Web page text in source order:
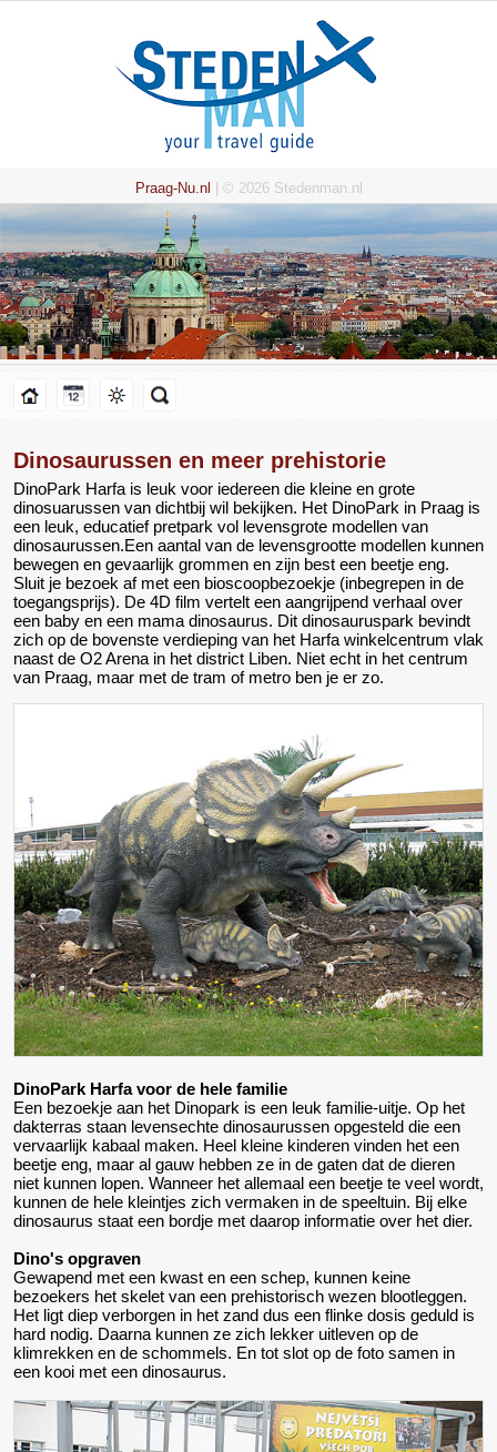
Praag-Nu.nl | © 2026 Stedenman.nl
Dinosaurussen en meer prehistorie
DinoPark Harfa is leuk voor iedereen die kleine en grote
dinosuarussen van dichtbij wil bekijken. Het DinoPark in Praag is
een leuk, educatief pretpark vol levensgrote modellen van
dinosaurussen.Een aantal van de levensgrootte modellen kunnen
bewegen en gevaarlijk grommen en zijn best een beetje eng.
Sluit je bezoek af met een bioscoopbezoekje (inbegrepen in de
toegangsprijs). De 4D film vertelt een aangrijpend verhaal over
een baby en een mama dinosaurus. Dit dinosauruspark bevindt
zich op de bovenste verdieping van het Harfa winkelcentrum vlak
naast de O2 Arena in het district Liben. Niet echt in het centrum
van Praag, maar met de tram of metro ben je er zo.
DinoPark Harfa voor de hele familie
Een bezoekje aan het Dinopark is een leuk familie-uitje. Op het
dakterras staan levensechte dinosaurussen opgesteld die een
vervaarlijk kabaal maken. Heel kleine kinderen vinden het een
beetje eng, maar al gauw hebben ze in de gaten dat de dieren
niet kunnen lopen. Wanneer het allemaal een beetje te veel wordt,
kunnen de hele kleintjes zich vermaken in de speeltuin. Bij elke
dinosaurus staat een bordje met daarop informatie over het dier.
Dino's opgraven
Gewapend met een kwast en een schep, kunnen keine
bezoekers het skelet van een prehistorisch wezen blootleggen.
Het ligt diep verborgen in het zand dus een flinke dosis geduld is
hard nodig. Daarna kunnen ze zich lekker uitleven op de
klimrekken en de schommels. En tot slot op de foto samen in
een kooi met een dinosaurus.